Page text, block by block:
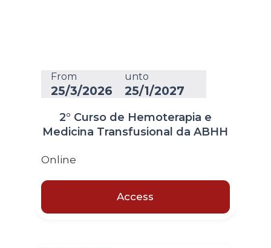
From
25/3/2026
unto
25/1/2027
2° Curso de Hemoterapia e
Medicina Transfusional da ABHH
Online
Access